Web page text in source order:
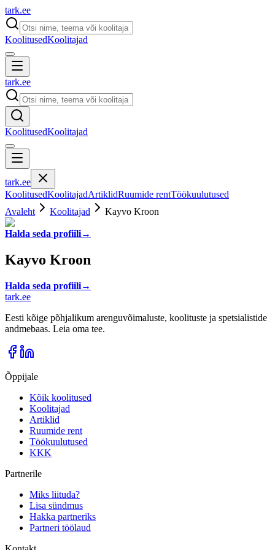
tark.ee
KoolitusedKoolitajad
tark.ee
KoolitusedKoolitajad
tark.ee
KoolitusedKoolitajadArtiklidRuumide rentTöökuulutused
Avaleht
Koolitajad Kayvo Kroon
Halda seda profiili→
Kayvo Kroon
Halda seda profiili→
tark.ee
Eesti kõige põhjalikum arenguvõimaluste, koolituste ja spetsialistide
andmebaas. Leia oma tee.
Õppijale
Kõik koolitused
Koolitajad
Artiklid
Ruumide rent
Töökuulutused
KKK
Partnerile
Miks liituda?
Lisa sündmus
Hakka partneriks
Partneri töölaud